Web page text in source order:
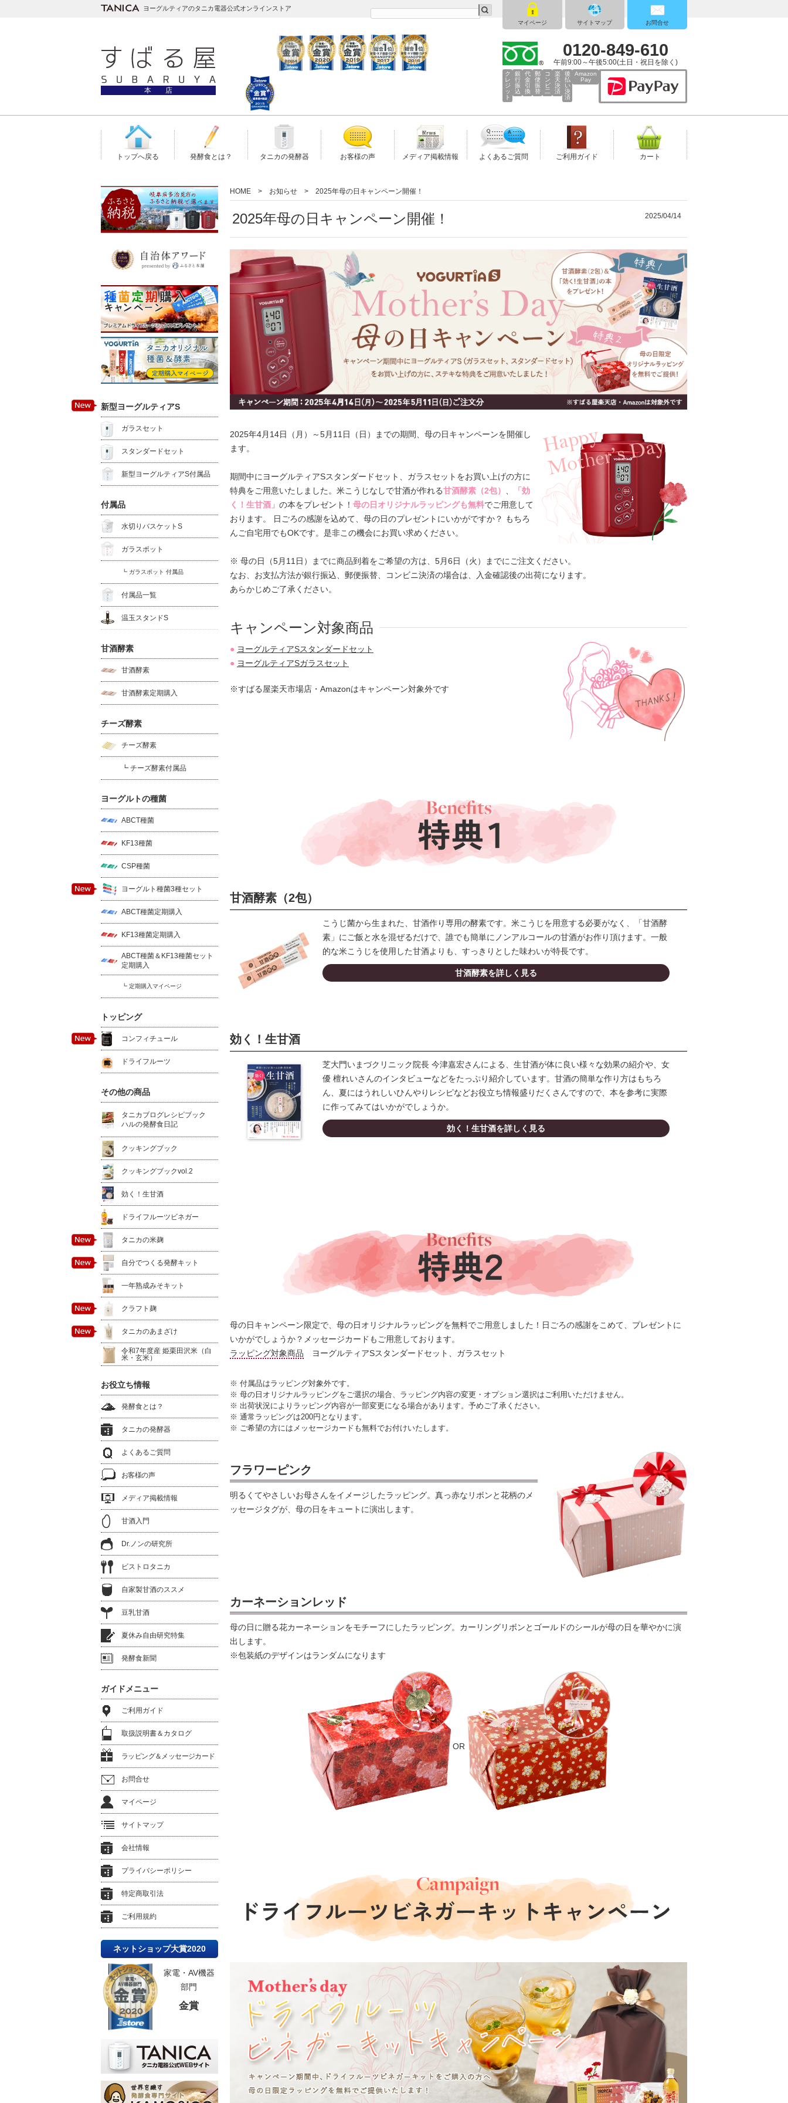
ヨーグルティアのタニカ電器公式オンラインストア
本 店
マイページ サイトマップ お問合せ
0120-849-610
午前9:00～午後5:00(土日・祝日を除く)
ク
レ
ジ
ッ
ト
銀
行
振
込
代
金
引
換
郵
便
振
替
コ
ン
ビ
二
楽
天
決
済
後
払
い
決
済
Amazon
Pay
トップへ戻る 発酵食とは？ タニカの発酵器 お客様の声 メディア掲載情報 よくあるご質問 ご利用ガイド カート
HOME お知らせ 2025年母の日キャンペーン開催！
2025年母の日キャンペーン開催！ 2025/04/14
2025年4月14日（月）～5月11日（日）までの期間、母の日キャンペーンを開催し
ます。
期間中にヨーグルティアSスタンダードセット、ガラスセットをお買い上げの方に
特典をご用意いたしました。米こうじなしで甘酒が作れる甘酒酵素（2包） 、
「効
く！生甘酒」 の本をプレゼント！ 母の日オリジナルラッピングも無料でご用意して
おります。 日ごろの感謝を込めて、母の日のプレゼントにいかがですか？ もちろ
んご自宅用でもOKです。是非この機会にお買い求めください。
※ 母の日（5月11日）までに商品到着をご希望の方は、5月6日（火）までにご注文ください。
なお、お支払方法が銀行振込、郵便振替、コンビニ決済の場合は、入金確認後の出荷になります。
あらかじめご了承ください。
キャンペーン対象商品
ヨーグルティアSスタンダードセット
ヨーグルティアSガラスセット
※すばる屋楽天市場店・Amazonはキャンペーン対象外です
甘酒酵素（2包）
こうじ菌から生まれた、甘酒作り専用の酵素です。米こうじを用意する必要がなく、「甘酒酵
素」にご飯と水を混ぜるだけで、誰でも簡単にノンアルコールの甘酒がお作り頂けます。一般
的な米こうじを使用した甘酒よりも、すっきりとした味わいが特長です。
甘酒酵素を詳しく見る
効く！生甘酒
芝大門いまづクリニック院長 今津嘉宏さんによる、生甘酒が体に良い様々な効果の紹介や、女
優 檀れいさんのインタビューなどをたっぷり紹介しています。甘酒の簡単な作り方はもちろ
ん、夏にはうれしいひんやりレシピなどお役立ち情報盛りだくさんですので、本を参考に実際
に作ってみてはいかがでしょうか。
効く！生甘酒を詳しく見る
母の日キャンペーン限定で、母の日オリジナルラッピングを無料でご用意しました！日ごろの感謝をこめて、プレゼントに
いかがでしょうか？メッセージカードもご用意しております。
ラッピング対象商品 ヨーグルティアSスタンダードセット、ガラスセット
※ 付属品はラッピング対象外です。
※ 母の日オリジナルラッピングをご選択の場合、ラッピング内容の変更・オプション選択はご利用いただけません。
※ 出荷状況によりラッピング内容が一部変更になる場合があります。予めご了承ください。
※ 通常ラッピングは200円となります。
※ ご希望の方にはメッセージカードも無料でお付けいたします。
フラワーピンク
明るくてやさしいお母さんをイメージしたラッピング。真っ赤なリボンと花柄のメ
ッセージタグが、母の日をキュートに演出します。
カーネーションレッド
母の日に贈る花カーネーションをモチーフにしたラッピング。カーリングリボンとゴールドのシールが母の日を華やかに演
出します。
※包装紙のデザインはランダムになります
OR
新型ヨーグルティアS
ガラスセット
スタンダードセット
新型ヨーグルティアS付属品
付属品
水切りバスケットS
ガラスポット
┗ ガラスポット 付属品
付属品一覧
温玉スタンドS
甘酒酵素
甘酒酵素
甘酒酵素定期購入
チーズ酵素
チーズ酵素
┗ チーズ酵素付属品
ヨーグルトの種菌
ABCT種菌
KF13種菌
CSP種菌
ヨーグルト種菌3種セット
ABCT種菌定期購入
KF13種菌定期購入
ABCT種菌＆KF13種菌セット
定期購入
┗ 定期購入マイページ
トッピング
コンフィチュール
ドライフルーツ
その他の商品
タニカブログレシピブック
ハルの発酵食日記
クッキングブック
クッキングブックvol.2
効く！生甘酒
ドライフルーツビネガー
タニカの米麹
自分でつくる発酵キット
一年熟成みそキット
クラフト麹
タニカのあまざけ
令和7年度産 姫栗田沢米（白
米・玄米）
お役立ち情報
発酵食とは？
タニカの発酵器
よくあるご質問
お客様の声
メディア掲載情報
甘酒入門
Dr.ノンの研究所
ビストロタニカ
自家製甘酒のススメ
豆乳甘酒
夏休み自由研究特集
発酵食新聞
ガイドメニュー
ご利用ガイド
取扱説明書＆カタログ
ラッピング＆メッセージカード
お問合せ
マイページ
サイトマップ
会社情報
プライバシーポリシー
特定商取引法
ご利用規約
ネットショップ大賞2020
家電・AV機器
部門
金賞